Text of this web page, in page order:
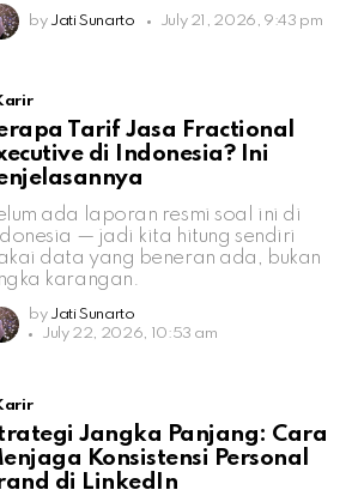
by Jati Sunarto July 21, 2026, 9:43 pm
Tarif Jasa Fractional
di Indonesia? Ini
ada laporan resmi soal ini di
— jadi kita hitung sendiri
data yang beneran ada, bukan
karangan.
by Jati Sunarto
July 22, 2026, 10:53 am
Jangka Panjang: Cara
Konsistensi Personal
di LinkedIn